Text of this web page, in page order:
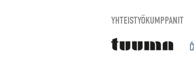
YHTEISTYÖKUMPPANIT